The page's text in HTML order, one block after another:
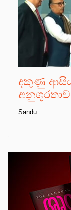
දකුණු
අනුශූරතාව
Sandu